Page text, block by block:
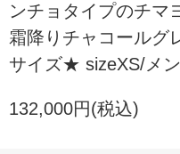
ンチョタイプのチマ
霜降りチャコールグ
サイズ★ sizeXS/メ
132,000円(税込)